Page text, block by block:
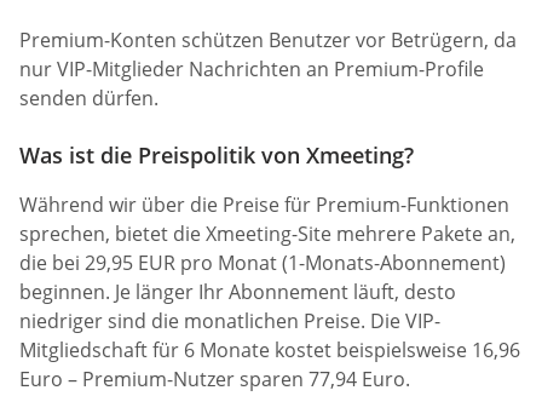
Premium-Konten schützen Benutzer vor Betrügern, da
nur VIP-Mitglieder Nachrichten an Premium-Profile
senden dürfen.
Was ist die Preispolitik von Xmeeting?
Während wir über die Preise für Premium-Funktionen
sprechen, bietet die Xmeeting-Site mehrere Pakete an,
die bei 29,95 EUR pro Monat (1-Monats-Abonnement)
beginnen. Je länger Ihr Abonnement läuft, desto
niedriger sind die monatlichen Preise. Die VIP-
Mitgliedschaft für 6 Monate kostet beispielsweise 16,96
Euro – Premium-Nutzer sparen 77,94 Euro.